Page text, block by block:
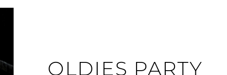
OLDIES PARTY